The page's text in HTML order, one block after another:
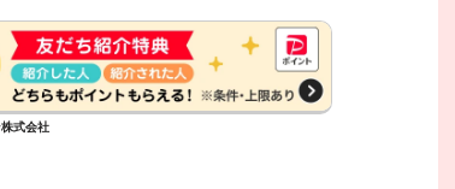
式会社